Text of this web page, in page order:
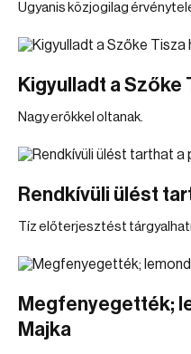
Ugyanis közjogilag
Kigyulladt a
Nagy erőkkel oltanak.
Rendkívüli ülést
Tíz előterjesztést
Megfenyegették;
Majka